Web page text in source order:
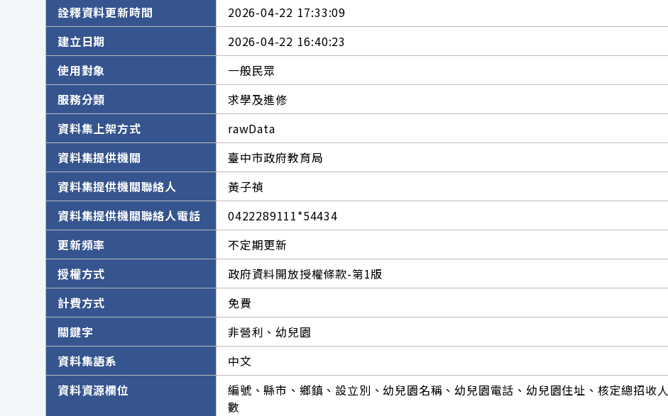
詮釋資料更新時間
2026-04-22 17:33:09
建立日期
2026-04-22 16:40:23
使用對象
一般民眾
服務分類
求學及進修
資料集上架方式
rawData
資料集提供機關
臺中市政府教育局
資料集提供機關聯絡人
黃子禎
資料集提供機關聯絡人電話
0422289111*54434
更新頻率
不定期更新
授權方式
政府資料開放授權條款-第1版
計費方式
免費
關鍵字
非營利、幼兒園
資料集語系
中文
資料資源欄位
編號、縣市、鄉鎮、設立別、幼兒園名稱、幼兒園電話、幼兒園住址、核定總招收人
數